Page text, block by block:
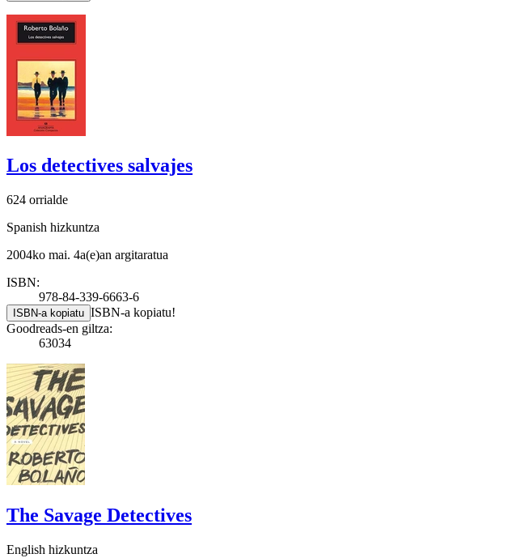
Los detectives salvajes
624 orrialde
Spanish hizkuntza
2004ko mai. 4a(e)an argitaratua
ISBN:
978-84-339-6663-6
ISBN-a kopiatu ISBN-a kopiatu!
Goodreads-en giltza:
63034
The Savage Detectives
English hizkuntza